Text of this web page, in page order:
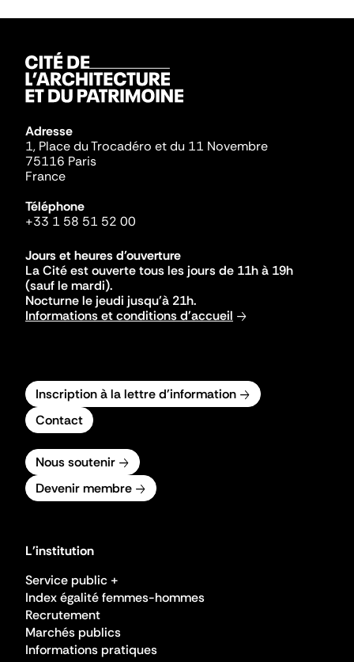
Adresse
1, Place du Trocadéro et du 11 Novembre
75116 Paris
France
Téléphone
+33 1 58 51 52 00
Jours et heures d'ouverture
La Cité est ouverte tous les jours de 11h à 19h
(sauf le mardi).
Nocturne le jeudi jusqu'à 21h.
Informations et conditions d'accueil
Inscription à la lettre d'information
Contact
Nous soutenir
Devenir membre
L'institution
Service public +
Index égalité femmes-hommes
Recrutement
Marchés publics
Informations pratiques